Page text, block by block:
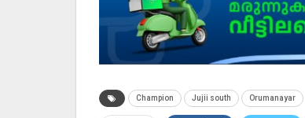
Champion Jujii south Orumanayar